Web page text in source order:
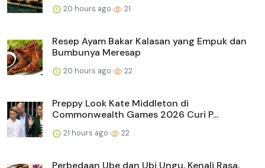
20 hours ago 21
Resep Ayam Bakar Kalasan yang Empuk dan
Bumbunya Meresap
20 hours ago 22
Preppy Look Kate Middleton di
Commonwealth Games 2026 Curi P...
21 hours ago 22